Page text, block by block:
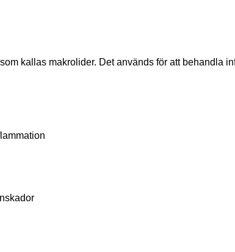
kallas makrolider. Det används för att behandla